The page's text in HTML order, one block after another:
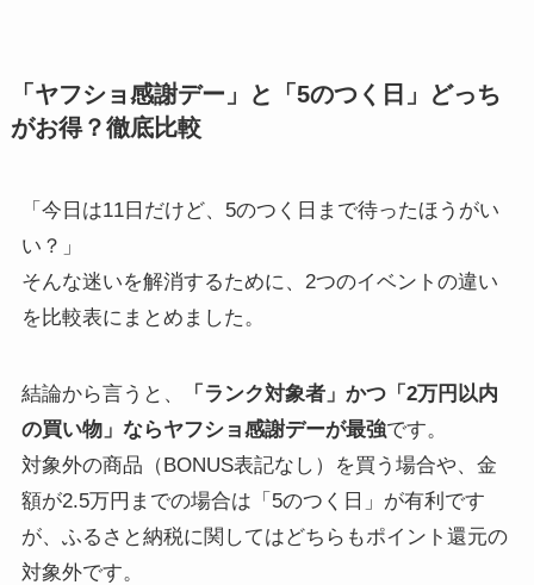
「ヤフショ感謝デー」と「5のつく日」どっち
がお得？徹底比較
「今日は11日だけど、5のつく日まで待ったほうがい
い？」
そんな迷いを解消するために、2つのイベントの違い
を比較表にまとめました。
結論から言うと、
「ランク対象者」かつ「2万円以内
の買い物」ならヤフショ感謝デーが最強です。
対象外の商品（BONUS表記なし）を買う場合や、金
額が2.5万円までの場合は「5のつく日」が有利です
が、ふるさと納税に関してはどちらもポイント還元の
対象外です。